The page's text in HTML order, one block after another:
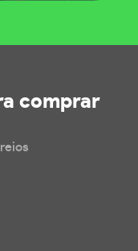
comprar